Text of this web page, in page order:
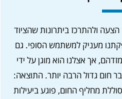
ולהתרכז ביתרונות שהציוד
מעניק למשתמש הסופי. גם
אך אצלנו הוא מוגן על ידי
חום גדול הרבה יותר. התוצאה:
מחליף החום, פוגע ביעילות